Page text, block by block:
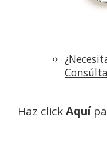
Haz clickAquí